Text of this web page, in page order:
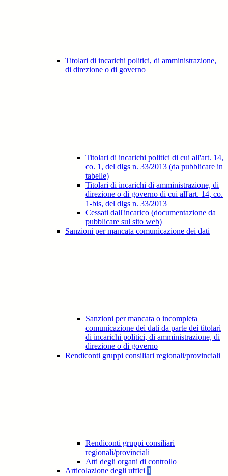
Titolari di incarichi politici, di amministrazione,
di direzione o di governo
Titolari di incarichi politici di cui all'art. 14,
co. 1, del dlgs n. 33/2013 (da pubblicare in
tabelle)
Titolari di incarichi di amministrazione, di
direzione o di governo di cui all'art. 14, co.
1-bis, del dlgs n. 33/2013
Cessati dall'incarico (documentazione da
pubblicare sul sito web)
Sanzioni per mancata comunicazione dei dati
Sanzioni per mancata o incompleta
comunicazione dei dati da parte dei titolari
di incarichi politici, di amministrazione, di
direzione o di governo
Rendiconti gruppi consiliari regionali/provinciali
Rendiconti gruppi consiliari
regionali/provinciali
Atti degli organi di controllo
Articolazione degli uffici 1